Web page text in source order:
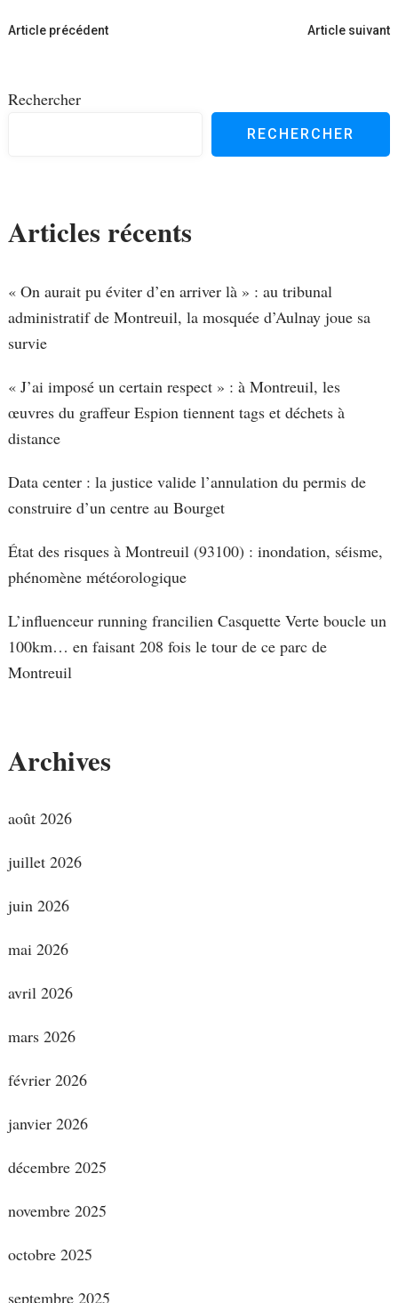
Navigation
Article précédent Article suivant
Rechercher
RECHERCHER
Articles récents
« On aurait pu éviter d’en arriver là » : au tribunal
administratif de Montreuil, la mosquée d’Aulnay joue sa
survie
« J’ai imposé un certain respect » : à Montreuil, les
œuvres du graffeur Espion tiennent tags et déchets à
distance
Data center : la justice valide l’annulation du permis de
construire d’un centre au Bourget
État des risques à Montreuil (93100) : inondation, séisme,
phénomène météorologique
L’influenceur running francilien Casquette Verte boucle un
100km… en faisant 208 fois le tour de ce parc de
Montreuil
Archives
août 2026
juillet 2026
juin 2026
mai 2026
avril 2026
mars 2026
février 2026
janvier 2026
décembre 2025
novembre 2025
octobre 2025
septembre 2025